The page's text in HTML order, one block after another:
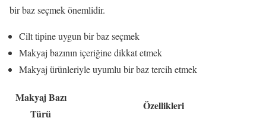
bir baz seçmek önemlidir.
Cilt tipine uygun bir baz seçmek
Makyaj bazının içeriğine dikkat etmek
Makyaj ürünleriyle uyumlu bir baz tercih etmek
Makyaj Bazı
Türü
Özellikleri